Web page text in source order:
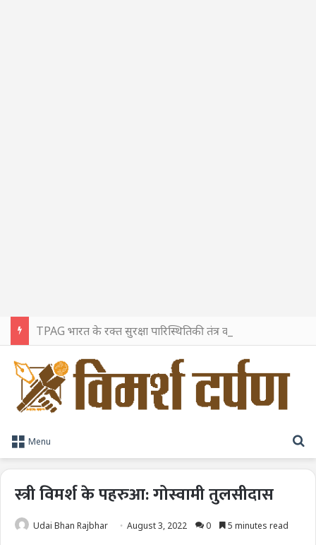
Menu
स्त्री विमर्श के पहरुआ: गोस्वामी तुलसीदास
Udai Bhan Rajbhar August 3, 2022 0 5 minutes read